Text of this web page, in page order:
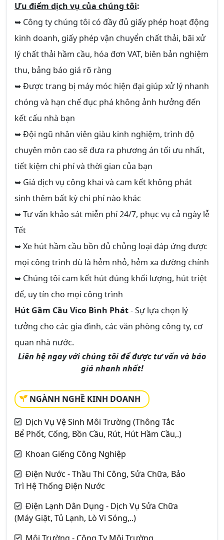
Ưu điểm dịch vụ của chúng tôi:
➥ Công ty chúng tôi có đầy đủ giấy phép hoạt động
kinh doanh, giấy phép vận chuyển chất thải, bãi xử
lý chất thải hầm cầu, hóa đơn VAT, biên bản nghiệm
thu, bảng báo giá rõ ràng
➥ Được trang bị máy móc hiện đại giúp xử lý nhanh
chóng và hạn chế đục phá không ảnh hưởng đến
kết cấu nhà bạn
➥ Đội ngũ nhân viên giàu kinh nghiệm, trình độ
chuyên môn cao sẽ đưa ra phương án tối ưu nhất,
tiết kiệm chi phí và thời gian của bạn
➥ Giá dịch vụ công khai và cam kết không phát
sinh thêm bất kỳ chi phí nào khác
➥ Tư vấn khảo sát miễn phí 24/7, phục vụ cả ngày lễ
Tết
➥ Xe hút hầm cầu bồn đủ chủng loại đáp ứng được
mọi công trình dù là hẻm nhỏ, hẻm xa đường chính
➥ Chúng tôi cam kết hút đúng khối lượng, hút triệt
để, uy tín cho mọi công trình
Hút Gầm Cầu Vico Bình Phát- Sự lựa chọn lý
tưởng cho các gia đình, các văn phòng công ty, cơ
quan nhà nước.
Liên hệ ngay với chúng tôi để được tư vấn và báo
giá nhanh nhất!
NGÀNH NGHỀ KINH DOANH
Dịch Vụ Vệ Sinh Môi Trường (Thông Tắc
Bể Phốt, Cống, Bồn Cầu, Rút, Hút Hầm Cầu,.)
Khoan Giếng Công Nghiệp
Điện Nước - Thầu Thi Công, Sửa Chữa, Bảo
Trì Hệ Thống Điện Nước
Điện Lạnh Dân Dụng - Dịch Vụ Sửa Chữa
(Máy Giặt, Tủ Lạnh, Lò Vi Sóng,..)